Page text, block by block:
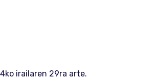
irailaren 29ra arte.